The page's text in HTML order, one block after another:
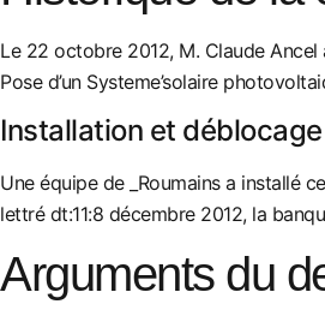
Le 22 octobre 2012, M. Claude Ancel
Pose d’un Systeme’solaire
Installation et
Une équipe de _Roumains a installé
lettré dt:11:8 décembre 2012, la
Arguments du